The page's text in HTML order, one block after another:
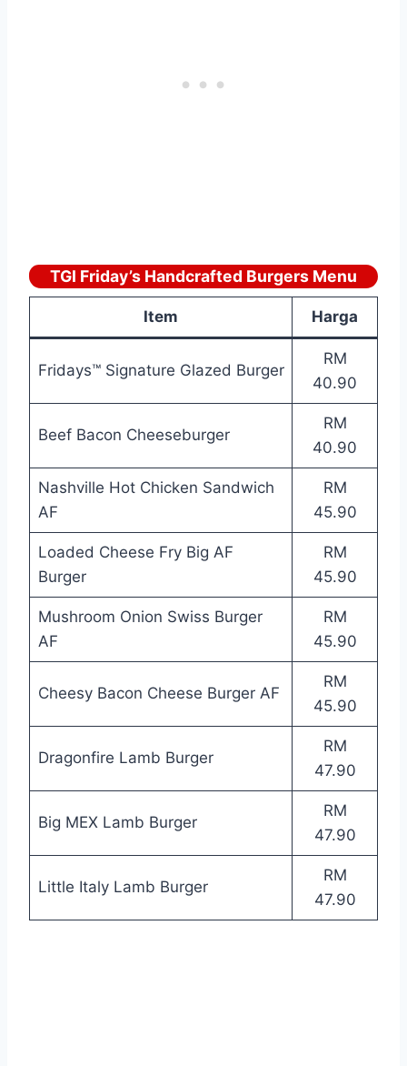
TGI Friday’s Handcrafted Burgers Menu
Item Harga
Fridays™ Signature Glazed Burger
RM
40.90
Beef Bacon Cheeseburger
RM
40.90
Nashville Hot Chicken Sandwich
AF
RM
45.90
Loaded Cheese Fry Big AF
Burger
RM
45.90
Mushroom Onion Swiss Burger
AF
RM
45.90
Cheesy Bacon Cheese Burger AF
RM
45.90
Dragonfire Lamb Burger
RM
47.90
Big MEX Lamb Burger
RM
47.90
Little Italy Lamb Burger
RM
47.90